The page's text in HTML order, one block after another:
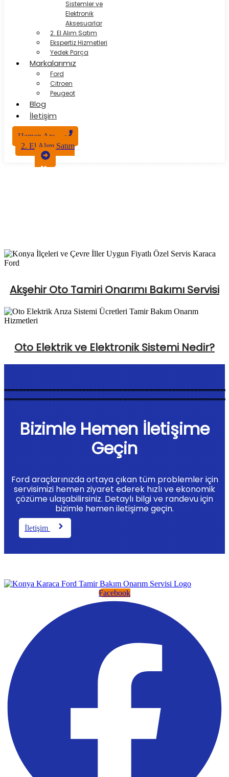
Sistemler ve
Elektronik
Aksesuarlar
2. El Alım Satım
Ekspertiz Hizmetleri
Yedek Parça
Markalarımız
Ford
Citroen
Peugeot
Blog
İletişim
Hemen Ara
2. El Alım Satım
Elektrik ve Elektronik Aksam Bakım
Akşehir Oto Tamiri Onarımı Bakımı Servisi
Oto Elektrik ve Elektronik Sistemi Nedir?
Bizimle Hemen İletişime
Geçin
Ford araçlarınızda ortaya çıkan tüm problemler için
servisimizi hemen ziyaret ederek hızlı ve ekonomik
çözüme ulaşabilirsiniz. Detaylı bilgi ve randevu için
bizimle hemen iletişime geçin.
İletişim
Facebook